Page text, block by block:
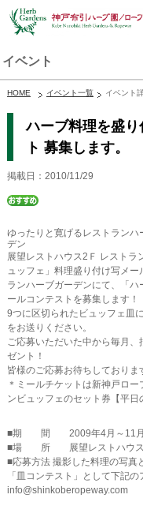
イベント
HOME イベント一覧 イベント
ハーブ料理を盛
ト 募集します。
掲載日：2010/11/29
ゆったりと寛げるレストランハ
デン
展望レストハウス2Ｆ レストラ
ュッフェ」料理盛り付け写メ
ランハーブガーデンにて、「
ールコンテストを募集します！
9つに区切られたビュッフェ皿
をお送りください。
ご応募いただいた中から毎月
ゼント！
皆様のご応募お待ちしておりま
＊ミールチケットは新神戸ロ
ンビュッフェのセット券【平日
■期 間 2009年4月～11
■場 所 展望レストハウス2
■応募方法 撮影した料理の写真
「皿コンテスト」として下記
info@shinkoberopeway.com